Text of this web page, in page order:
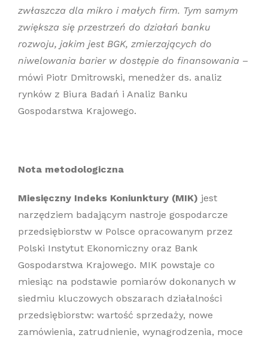
zwłaszcza dla mikro i małych firm. Tym samym
zwiększa się przestrzeń do działań banku
rozwoju, jakim jest BGK, zmierzających do
niwelowania barier w dostępie do finansowania–
mówi Piotr Dmitrowski, menedżer ds. analiz
rynków z Biura Badań i Analiz Banku
Gospodarstwa Krajowego.
Nota metodologiczna
Miesięczny Indeks Koniunktury (MIK) jest
narzędziem badającym nastroje gospodarcze
przedsiębiorstw w Polsce opracowanym przez
Polski Instytut Ekonomiczny oraz Bank
Gospodarstwa Krajowego. MIK powstaje co
miesiąc na podstawie pomiarów dokonanych w
siedmiu kluczowych obszarach działalności
przedsiębiorstw: wartość sprzedaży, nowe
zamówienia, zatrudnienie, wynagrodzenia, moce